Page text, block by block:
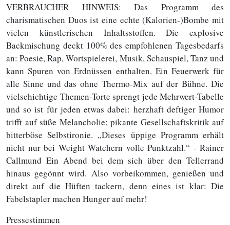
VERBRAUCHER HINWEIS: Das Programm des
charismatischen Duos ist eine echte (Kalorien-)Bombe mit
vielen künstlerischen Inhaltsstoffen. Die explosive
Backmischung deckt 100% des empfohlenen Tagesbedarfs
an: Poesie, Rap, Wortspielerei, Musik, Schauspiel, Tanz und
kann Spuren von Erdnüssen enthalten. Ein Feuerwerk für
alle Sinne und das ohne Thermo-Mix auf der Bühne. Die
vielschichtige Themen-Torte sprengt jede Mehrwert-Tabelle
und so ist für jeden etwas dabei: herzhaft deftiger Humor
trifft auf süße Melancholie; pikante Gesellschaftskritik auf
bitterböse Selbstironie. „Dieses üppige Programm erhält
nicht nur bei Weight Watchern volle Punktzahl.“ - Rainer
Callmund Ein Abend bei dem sich über den Tellerrand
hinaus gegönnt wird. Also vorbeikommen, genießen und
direkt auf die Hüften tackern, denn eines ist klar: Die
Fabelstapler machen Hunger auf mehr!
Pressestimmen